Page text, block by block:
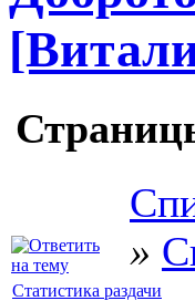
»
Статистика раздачи